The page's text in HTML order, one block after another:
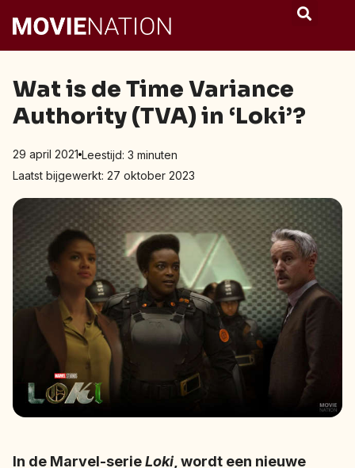
Wat is de Time Variance
Authority (TVA) in ‘Loki’?
29 april 2021 Leestijd: 3 minuten
Laatst bijgewerkt: 27 oktober 2023
In de Marvel-serieLoki, wordt een nieuwe